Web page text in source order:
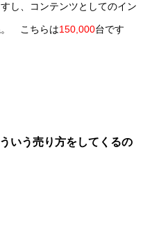
し、コンテンツとしてのイン
。 こちらは150,000台です
いう売り方をしてくるの